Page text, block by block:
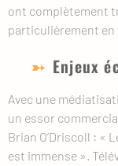
ont complètement
particulièrement en
Enjeux
Avec une
un essor
Brian O’Driscoll : «
est immense ».